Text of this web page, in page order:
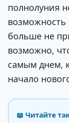
полнолуния
возможность
больше не
возможно,
самым днем,
начало
📖 Читайте